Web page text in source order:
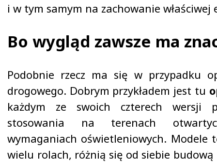
i w tym samym na zachowanie właściwej
Bo wygląd zawsze ma
Podobnie rzecz ma się w przypadku
drogowego. Dobrym przykładem jest tu
każdym ze swoich czterech wersji
stosowania na terenach
wymaganiach oświetleniowych. Modele
wielu rolach, różnią się od siebie